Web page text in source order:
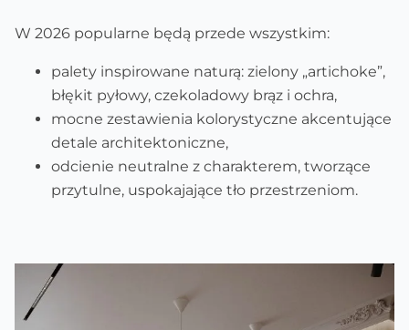
W 2026 popularne będą przede wszystkim:
palety inspirowane naturą: zielony „artichoke”,
błękit pyłowy, czekoladowy brąz i ochra,
mocne zestawienia kolorystyczne akcentujące
detale architektoniczne,
odcienie neutralne z charakterem, tworzące
przytulne, uspokajające tło przestrzeniom.